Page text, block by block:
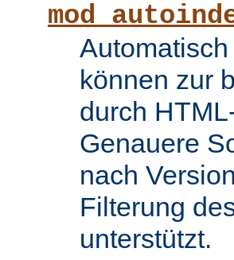
können zur
durch
Genauere
nach
Filterung
unterstützt.